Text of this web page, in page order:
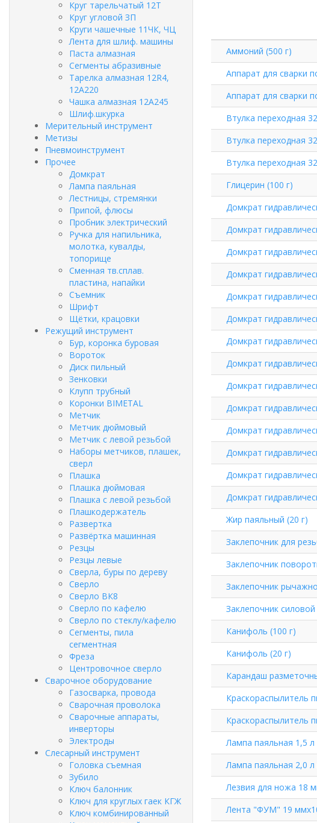
Круг тарельчатый 12Т
Круг угловой ЗП
Круги чашечные 11ЧК, ЧЦ
Лента для шлиф. машины
Паста алмазная
Сегменты абразивные
Тарелка алмазная 12R4,
12А220
Чашка алмазная 12А245
Шлиф.шкурка
Мерительный инструмент
Метизы
Пневмоинструмент
Прочее
Домкрат
Лампа паяльная
Лестницы, стремянки
Припой, флюсы
Пробник электрический
Ручка для напильника,
молотка, кувалды,
топорище
Сменная тв.сплав.
пластина, напайки
Съемник
Шрифт
Щётки, крацовки
Режущий инструмент
Бур, коронка буровая
Вороток
Диск пильный
Зенковки
Клупп трубный
Коронки BIMETAL
Метчик
Метчик дюймовый
Метчик с левой резьбой
Наборы метчиков, плашек,
сверл
Плашка
Плашка дюймовая
Плашка с левой резьбой
Плашкодержатель
Развертка
Развёртка машинная
Резцы
Резцы левые
Сверла, буры по дереву
Сверло
Сверло ВК8
Сверло по кафелю
Сверло по стеклу/кафелю
Сегменты, пила
сегментная
Фреза
Центровочное сверло
Сварочное оборудование
Газосварка, провода
Сварочная проволока
Сварочные аппараты,
инверторы
Электроды
Слесарный инструмент
Головка съемная
Зубило
Ключ балонник
Ключ для круглых гаек КГЖ
Ключ комбинированный
Аммоний (500 г)
Аппарат для сварки
Аппарат для сварки
Втулка переходная
Втулка переходная
Втулка переходная
Глицерин (100 г)
Домкрат
Домкрат
Домкрат
Домкрат
Домкрат
Домкрат
Домкрат
Домкрат
Домкрат
Домкрат
Домкрат
Домкрат
Домкрат
Домкрат
Жир паяльный (20 г)
Заклепочник для
Заклепочник
Заклепочник
Заклепочник
Канифоль (100 г)
Канифоль (20 г)
Карандаш
Краскораспылитель
Краскораспылитель
Лампа паяльная 1,5
Лампа паяльная 2,0
Лезвия для ножа 18
Лента "ФУМ" 19